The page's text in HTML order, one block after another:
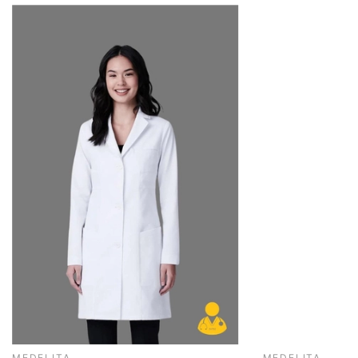
sản phẩm cùng model, cùng màu. Trong
tình huống sản phẩm đổi hết hàng, khách hàng có
thể đổi sang một sản phẩm khác tương đương
Khách hàng muốn đổi sang sản phẩm khác hoặc
trả sản phẩm: AllMed sẽ kiểm tra tình trạng và
thông báo đến Khách hàng về giá trị thu lại sản
phẩm
AllMed sẽ không chấp nhận đổi/trả hàng khi:
Quý khách làm mất tem/tag của sản phẩm
Sản phẩm ống nghe đã khắc tên